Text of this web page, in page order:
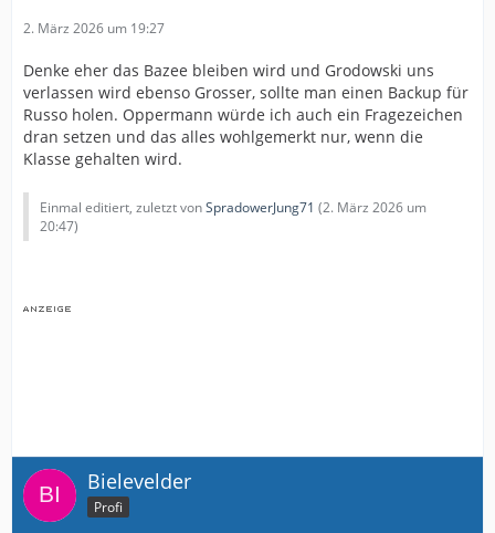
2. März 2026 um 19:27
Denke eher das Bazee bleiben wird und Grodowski uns
verlassen wird ebenso Grosser, sollte man einen Backup für
Russo holen. Oppermann würde ich auch ein Fragezeichen
dran setzen und das alles wohlgemerkt nur, wenn die
Klasse gehalten wird.
Einmal editiert, zuletzt vonSpradowerJung71 (2. März 2026 um
20:47)
Bielevelder
Profi